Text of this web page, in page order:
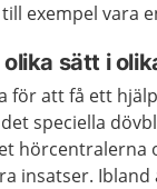
exempel vara
sätt i
för att få ett
speciella
hörcentralerna
insatser.